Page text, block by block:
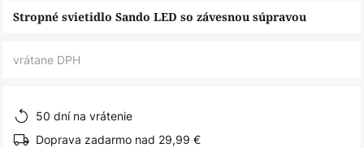
Preskočiť
Stropné svietidlo Sando LED so závesnou súpravou
vrátane DPH
50 dní na vrátenie
Doprava zadarmo nad 29,99 €